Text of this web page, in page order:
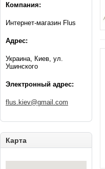
Компания:
Интернет-магазин Flus
Адрес:
Украина, Киев, ул.
Ушинского
Электронный адрес:
flus.kiev@gmail.com
Карта